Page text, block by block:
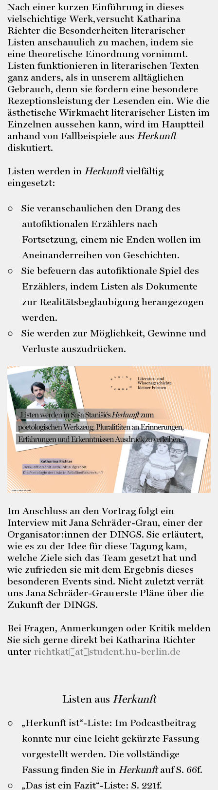
Nach einer kurzen Einführung in dieses
vielschichtige Werk, versucht Katharina
Richter die Besonderheiten literarischer
Listen anschauulich zu machen, indem sie
eine theoretische Einordnung vornimmt.
Listen funktionieren in literarischen Texten
ganz anders, als in unserem alltäglichen
Gebrauch, denn sie fordern eine besondere
Rezeptionsleistung der Lesenden ein. Wie die
ästhetische Wirkmacht literarischer Listen im
Einzelnen aussehen kann, wird im Hauptteil
anhand von Fallbeispiele aus Herkunft
diskutiert.
Listen werden in Herkunftvielfältig
eingesetzt:
Sie veranschaulichen den Drang des
autofiktionalen Erzählers nach
Fortsetzung, einem nie Enden wollen im
Aneinanderreihen von Geschichten.
Sie befeuern das autofiktionale Spiel des
Erzählers, indem Listen als Dokumente
zur Realitätsbeglaubigung herangezogen
werden.
Sie werden zur Möglichkeit, Gewinne und
Verluste auszudrücken.
Im Anschluss an den Vortrag folgt ein
Interview mit Jana Schräder-Grau, einer der
Organisator:innen der DINGS. Sie erläutert,
wie es zu der Idee für diese Tagung kam,
welche Ziele sich das Team gesetzt hat und
wie zufrieden sie mit dem Ergebnis dieses
besonderen Events sind. Nicht zuletzt verrät
uns Jana Schräder-Grau erste Pläne über die
Zukunft der DINGS.
Bei Fragen, Anmerkungen oder Kritik melden
Sie sich gerne direkt bei Katharina Richter
unter richtkat[at]student.hu-berlin.de
Listen aus Herkunft
„Herkunft ist“-Liste: Im Podcastbeitrag
konnte nur eine leicht gekürzte Fassung
vorgestellt werden. Die vollständige
Fassung finden Sie in Herkunftauf S. 66f.
„Das ist ein Fazit“-Liste: S. 221f.